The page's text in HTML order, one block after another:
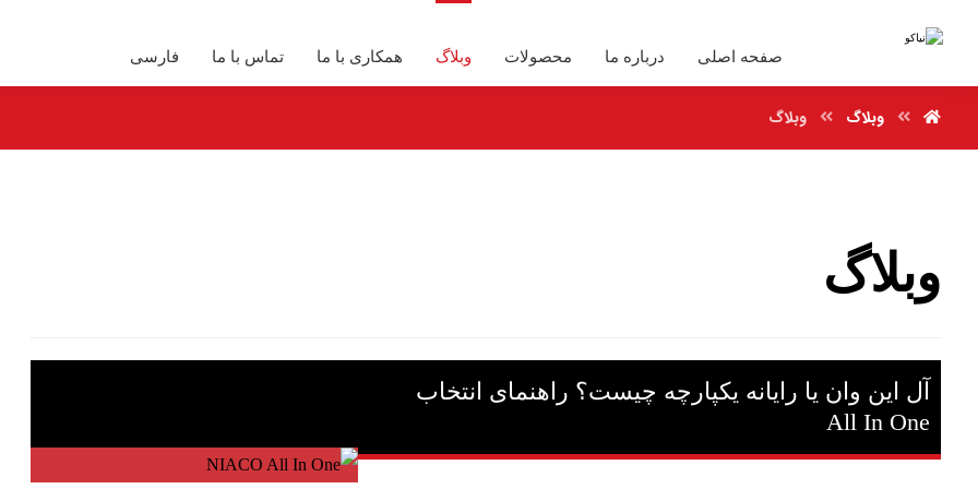
صفحه اصلی درباره ما محصولات وبلاگ همکاری با ما تماس با ما فارسی
وبلاگ وبلاگ
وبلاگ
آل این وان یا رایانه یکپارچه چیست؟ راهنمای انتخاب
All In One